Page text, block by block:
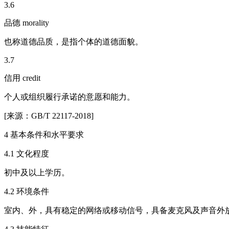
3.6
品德 morality
也称道德品质，是指个体的道德面貌。
3.7
信用 credit
个人或组织履行承诺的意愿和能力。
[来源：GB/T 22117-2018]
4 基本条件和水平要求
4.1 文化程度
初中及以上学历。
4.2 环境条件
室内、外，具有稳定的网络或移动信号，具备麦克风及声音外